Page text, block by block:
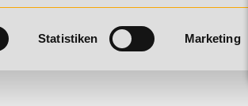
Statistiken Marketing